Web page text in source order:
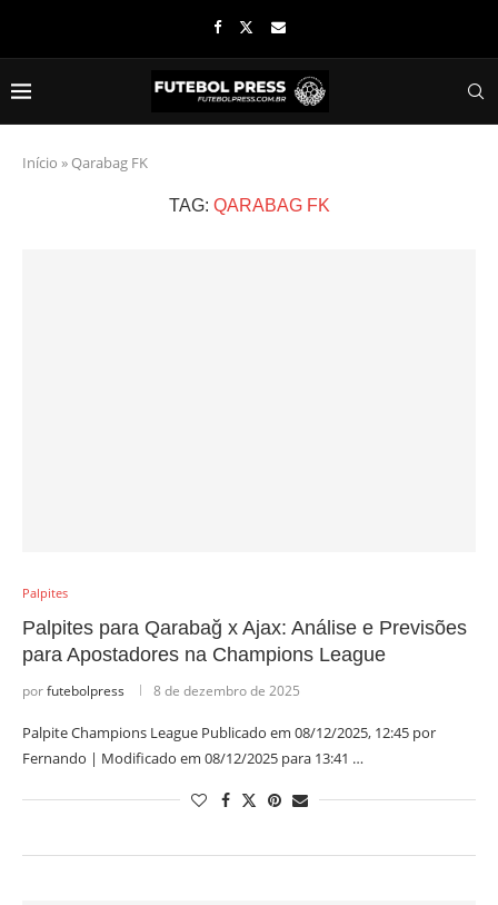
Início » Qarabag FK
TAG: QARABAG FK
Palpites
Palpites para Qarabağ x Ajax: Análise e Previsões
para Apostadores na Champions League
porfutebolpress 8 de dezembro de 2025
Palpite Champions League Publicado em 08/12/2025, 12:45 por
Fernando | Modificado em 08/12/2025 para 13:41 …